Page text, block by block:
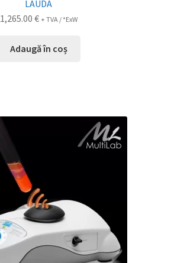
LAUDA
1,265.00 € + TVA / *ExW
Adaugă în coș